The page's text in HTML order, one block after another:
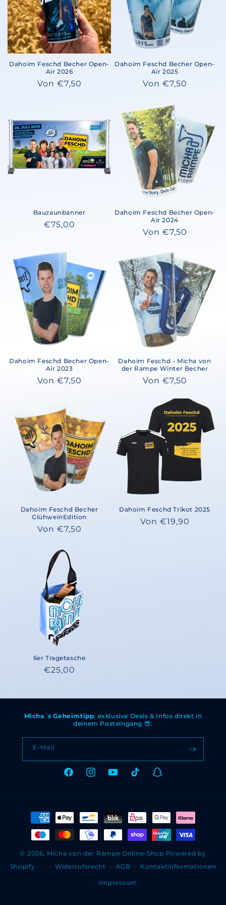
:
Dahoim Feschd Becher Open-
Air 2026
Normaler
Von €7,50
Dahoim Feschd Becher Open-
Air 2025
Normaler
Von €7,50
Bauzaunbanner
Normaler
€75,00
Dahoim Feschd Becher Open-
Air 2024
Normaler
Von €7,50
Dahoim Feschd Becher Open-
Air 2023
Normaler
Von €7,50
Dahoim Feschd - Micha von
der Rampe Winter Becher
Normaler
Von €7,50
Dahoim Feschd Becher
GlühweinEdition
Normaler
Von €7,50
Dahoim Feschd Trikot 2025
Normaler
Von €19,90
6er Tragetasche
Normaler
€25,00
Micha´s Geheimtipp: exklusive Deals & Infos direkt in
deinem Posteingang 😎.
E-Mail
FacebookInstagramYouTubeTikTok Snapchat
Zahlungsmethoden
© 2026, Micha von der Rampe Online-Shop Powered by
Shopify
Widerrufsrecht AGB Kontaktinformationen
Impressum